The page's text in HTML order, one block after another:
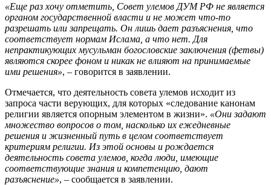
«Еще раз хочу отметить, Совет улемов ДУМ РФ не является
органом государственной власти и не может что-то
разрешать или запрещать. Он лишь дает разъяснения, что
соответствует нормам Ислама, а что нет. Для
непрактикующих мусульман богословские заключения (фетвы)
являются скорее фоном и никак не влияют на принимаемые
ими решения», – говорится в заявлении.
Отмечается, что деятельность cовета улемов исходит из
запроса части верующих, для которых «следование канонам
религии является опорным элементом в жизни». «Они задают
множество вопросов о том, насколько их ежедневные
решения и жизненный путь в целом соответствует
критериям религии. Из этой основы и рождается
деятельность cовета улемов, когда люди, имеющие
соответствующие знания и компетенцию, дают
разъяснение», – сообщается в заявлении.